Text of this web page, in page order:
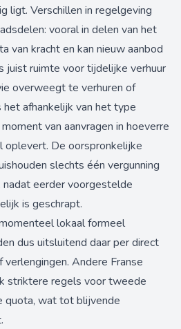
ligt. Verschillen in regelgeving
vooral in delen van het
van kracht en kan nieuw aanbod
juist ruimte voor tijdelijke verhuur
overweegt te verhuren of
afhankelijk van het type
van aanvragen in hoeverre
oplevert. De oorspronkelijke
slechts één vergunning
eerder voorgestelde
is geschrapt.
lokaal formeel
dus uitsluitend daar per direct
Andere Franse
striktere regels voor tweede
quota, wat tot blijvende